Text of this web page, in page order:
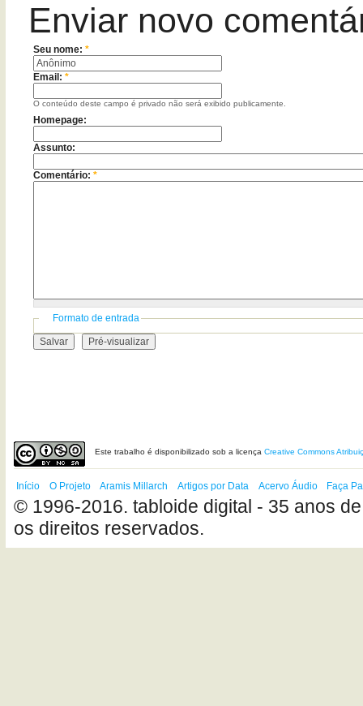
Enviar novo
Seu nome:*
Email:*
O conteúdo deste campo é privado não será exibido publicamente.
Homepage:
Assunto:
Comentário:*
Formato de entrada
Estetrabalho é disponibilizado sob a licençaCreative Commons
Início O Projeto Aramis Millarch Artigos por Data Acervo Áudio Faça
© 1996-2016. tabloide digital - 35 anos
os direitos reservados.